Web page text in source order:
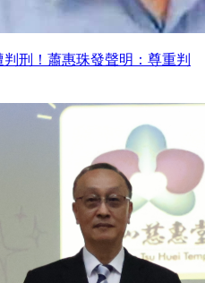
刑！蕭惠珠發聲明：尊重判